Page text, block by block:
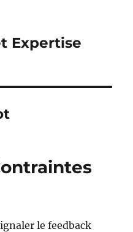
Expertise
le feedback